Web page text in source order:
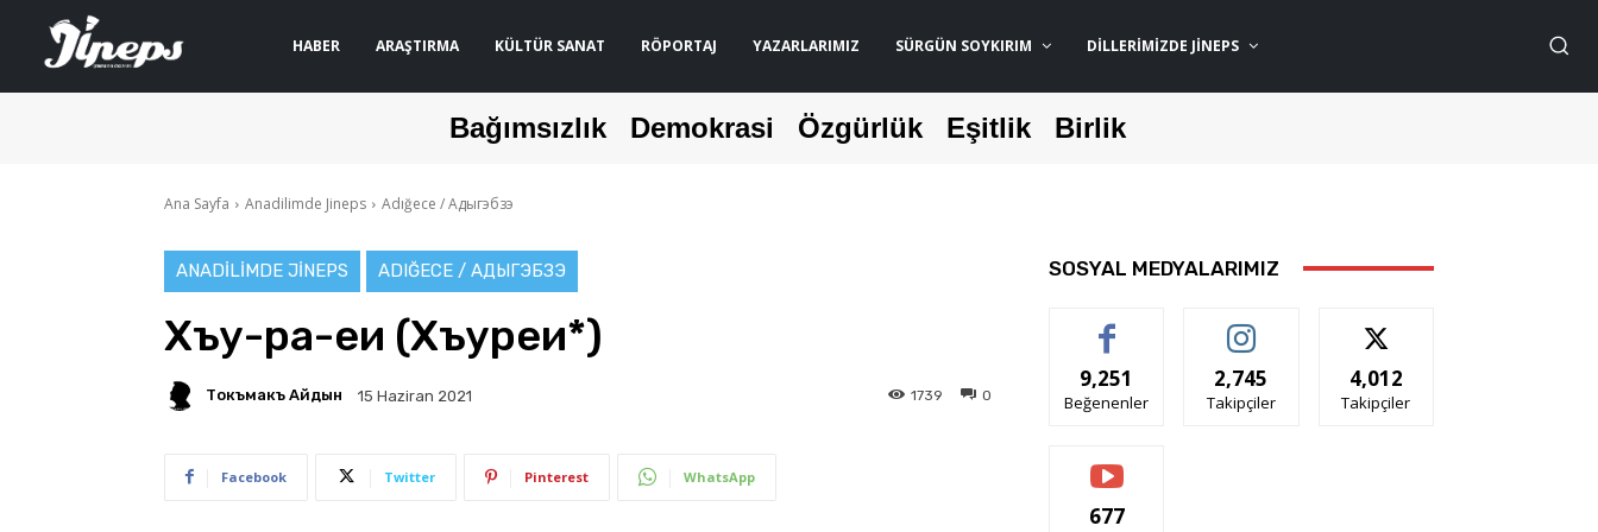
HABER ARAŞTIRMA KÜLTÜR SANAT RÖPORTAJ YAZARLARIMIZ SÜRGÜN SOYKIRIM DILLERIMIZDE JİNEPS
Bağımsızlık Demokrasi Özgürlük Eşitlik Birlik
Ana Sayfa Anadilimde Jineps Adığece / Адыгэбзэ
ANADILIMDE JINEPS ADIĞECE / АДЫГЭБЗЭ
Хъу-ра-еи (Хъуреи*)
Токъмакъ Айдын 15 Haziran 2021 0
1739
Facebook Twitter Pinterest WhatsApp
SOSYAL MEDYALARIMIZ
9,251
Beğenenler
2,745
Takipçiler
4,012
Takipçiler
677